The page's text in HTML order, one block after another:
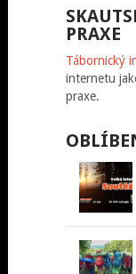
PRAXE
Tábornický
internetu
praxe.